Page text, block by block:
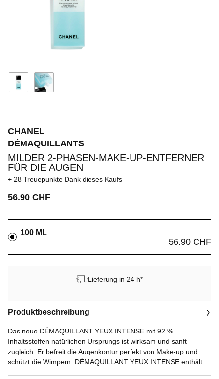
CHANEL
DÉMAQUILLANTS
MILDER 2-PHASEN-MAKE-UP-ENTFERNER
FÜR DIE AUGEN
28 Treuepunkte Dank dieses Kaufs
56.90 CHF
100 ML
56.90 CHF
Lieferung in 24 h*
Produktbeschreibung
Das neue DÉMAQUILLANT YEUX INTENSE mit 92 %
Inhaltsstoffen natürlichen Ursprungs ist wirksam und sanft
zugleich. Er befreit die Augenkontur perfekt von Make-up und
schützt die Wimpern. DÉMAQUILLANT YEUX INTENSE enthält